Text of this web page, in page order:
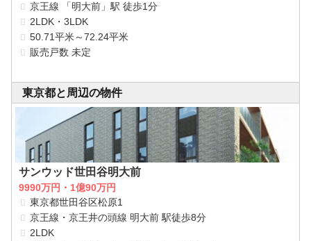
京王線 「明大前」駅 徒歩1分
2LDK・3LDK
50.71平米～72.24平米
販売戸数 未定
東京都と周辺の物件
サンウッド世田谷明大前
9990万円・1億90万円
東京都世田谷区松原1
京王線・京王井の頭線 明大前 駅徒歩8分
2LDK